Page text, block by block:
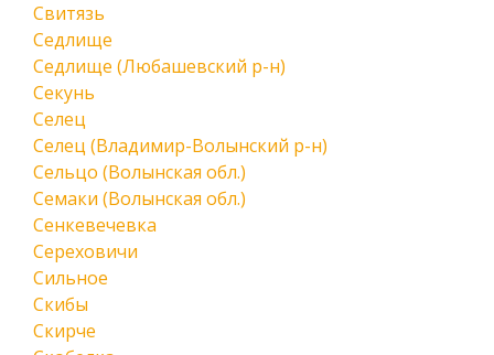
Свитязь
Седлище
Седлище (Любашевский р-н)
Секунь
Селец
Селец (Владимир-Волынский р-н)
Сельцо (Волынская обл.)
Семаки (Волынская обл.)
Сенкевечевка
Сереховичи
Сильное
Скибы
Скирче